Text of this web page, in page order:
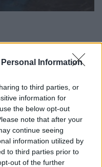
Information
to third parties, or
information for
the below opt-out
note that after your
continue seeing
information utilized by
to third parties prior to
out of the further
és a társulat
Dióssy Gábor,
Angéla, Száger
Krisztina